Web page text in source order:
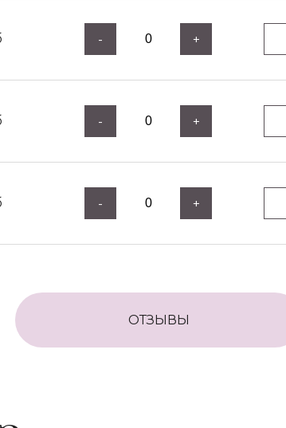
- +
- +
- +
ОТЗЫВЫ